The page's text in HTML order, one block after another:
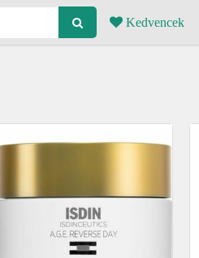
Kedvencek